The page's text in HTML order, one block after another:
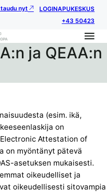
nyt LOGINAPUKESKUS
+43 50423
ja QEAA:n
(esim. ikä,
on
Attestation of
on myöntänyt pätevä
asetuksen mukaisesti.
oikeudelliset ja
oikeudellisesti sitovampia